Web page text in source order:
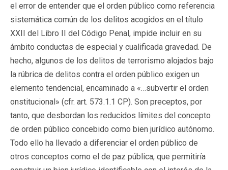
el error de entender que el orden público como referencia
sistemática común de los delitos acogidos en el título
XXII del Libro II del Código Penal, impide incluir en su
ámbito conductas de especial y cualificada gravedad. De
hecho, algunos de los delitos de terrorismo alojados bajo
la rúbrica de delitos contra el orden público exigen un
elemento tendencial, encaminado a «…subvertir el orden
onstitucional» (cfr. art. 573.1.1 CP). Son preceptos, por
tanto, que desbordan los reducidos límites del concepto
de orden público concebido como bien jurídico autónomo.
Todo ello ha llevado a diferenciar el orden público de
otros conceptos como el de paz pública, que permitiría